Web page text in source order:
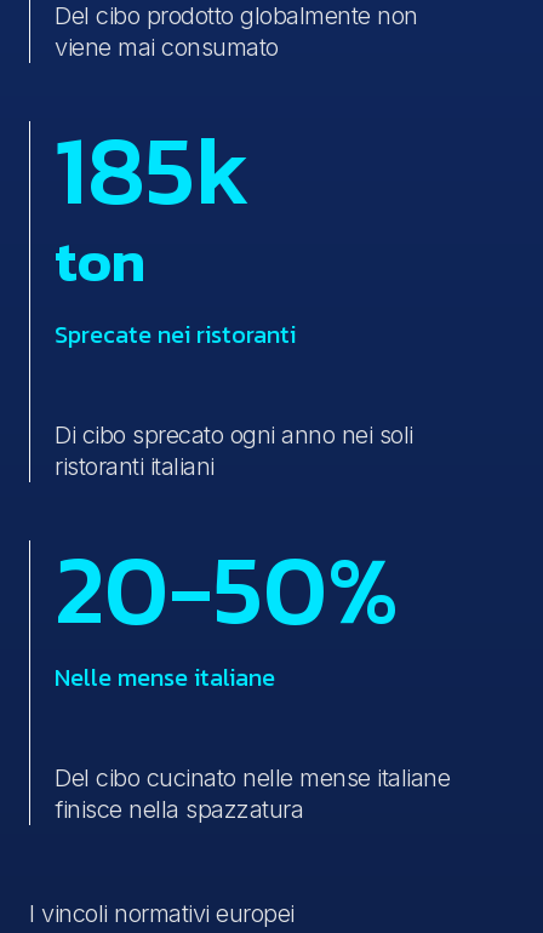
Del cibo prodotto globalmente non
viene mai consumato
185k
ton
Sprecate nei ristoranti
Di cibo sprecato ogni anno nei soli
ristoranti italiani
20-50%
Nelle mense italiane
Del cibo cucinato nelle mense italiane
finisce nella spazzatura
I vincoli normativi europei